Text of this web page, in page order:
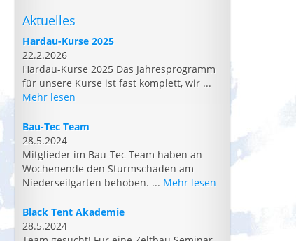
Aktuelles
Hardau-Kurse 2025
22.2.2026
Hardau-Kurse 2025 Das Jahresprogramm
für unsere Kurse ist fast komplett, wir ...
Mehr lesen
Bau-Tec Team
28.5.2024
Mitglieder im Bau-Tec Team haben an
Wochenende den Sturmschaden am
Niederseilgarten behoben. ... Mehr lesen
Black Tent Akademie
28.5.2024